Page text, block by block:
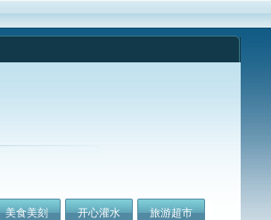
美食美刻 开心灌水 旅游超市